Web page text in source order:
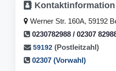
Kontaktinformation
Werner Str. 160A, 59192
0230782988 / 02307
59192 (Postleitzahl)
02307 (Vorwahl)